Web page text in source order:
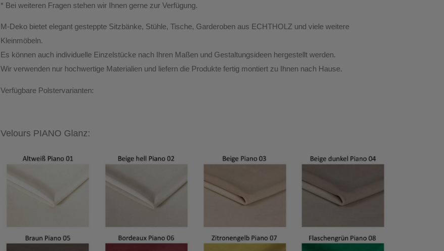
* Bei weiteren Fragen stehen wir Ihnen gerne zur Verfügung.
M-Deko bietet elegant gesteppte Sitzbänke, Stühle, Tische, Garderoben aus ECHTHOLZ und viele weitere
Kleinmöbeln.
Es können auch individuelle Einzelstücke nach Ihren Maßen und Gestaltungsideen hergestellt werden.
Wir verwenden nur hochwertige Materialien und liefern die Produktefertig montiert zu Ihnen nach Hause.
Verfügbare Polstervarianten:
Velours PIANO Glanz: